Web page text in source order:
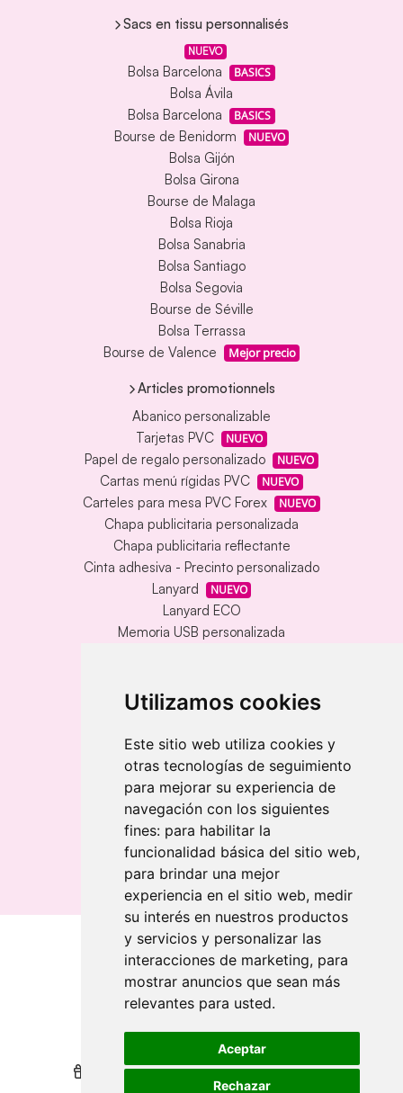
Utilizamos cookies
Este sitio web utiliza cookies y
otras tecnologías de seguimiento
para mejorar su experiencia de
navegación con los siguientes
fines: para habilitar la
funcionalidad básica del sitio web,
para brindar una mejor
experiencia en el sitio web, medir
su interés en nuestros productos
y servicios y personalizar las
interacciones de marketing, para
mostrar anuncios que sean más
relevantes para usted.
Aceptar
Rechazar
Sacs en tissu personnalisés
NUEVO
Bolsa Barcelona BASICS
Bolsa Ávila
Bolsa Barcelona
BASICS
Bourse de Benidorm NUEVO
Bolsa Gijón
Bolsa Girona
Bourse de Malaga
Bolsa Rioja
Bolsa Sanabria
Bolsa Santiago
Bolsa Segovia
Bourse de Séville
Bolsa Terrassa
Bourse de Valence
Mejor precio
Articles promotionnels
Abanico personalizable
Tarjetas PVC
NUEVO
Papel de regalo personalizado NUEVO
Cartas menú rígidas PVC NUEVO
Carteles para mesa PVC Forex NUEVO
Chapa publicitaria personalizada
Chapa publicitaria reflectante
Cinta adhesiva - Precinto personalizado
Lanyard
NUEVO
Lanyard ECO
Memoria USB personalizada
Llavero redondo en madera y metal
Llavero rectangular en madera clara
Banderolas
Banderas publicitarias
Banderas publicitarias
Banderas publicitarias
Qui sommes-nous
Revendeurs
Revendeurs
Impression durable
Impression durable
Nous récompensons votre fidélité
Nous récompensons votre fidélité